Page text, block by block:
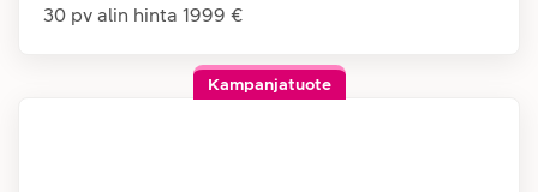
30 pv alin hinta 1999 €
Kampanjatuote